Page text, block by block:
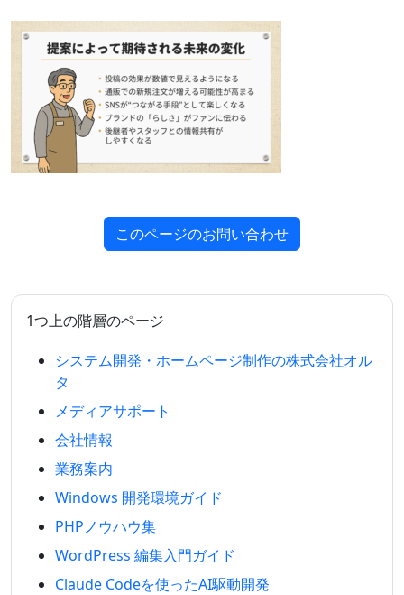
このページのお問い合わせ
1つ上の階層のページ
システム開発・ホームページ制作の株式会社オル
タ
メディアサポート
会社情報
業務案内
Windows 開発環境ガイド
PHPノウハウ集
WordPress 編集入門ガイド
Claude Codeを使ったAI駆動開発